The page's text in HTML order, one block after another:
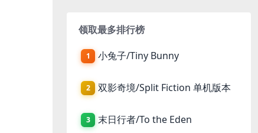
领取最多排行榜
1 小兔子/Tiny Bunny
2 双影奇境/Split Fiction 单机版本
3 末日行者/To the Eden